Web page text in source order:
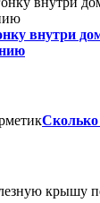
внутри
Сколько